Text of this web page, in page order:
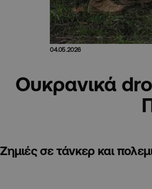
04.05.2026
Ουκρανικά
Ζημιές σε τάνκερ και